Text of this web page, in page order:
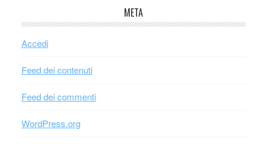
META
Accedi
Feed dei contenuti
Feed dei commenti
WordPress.org